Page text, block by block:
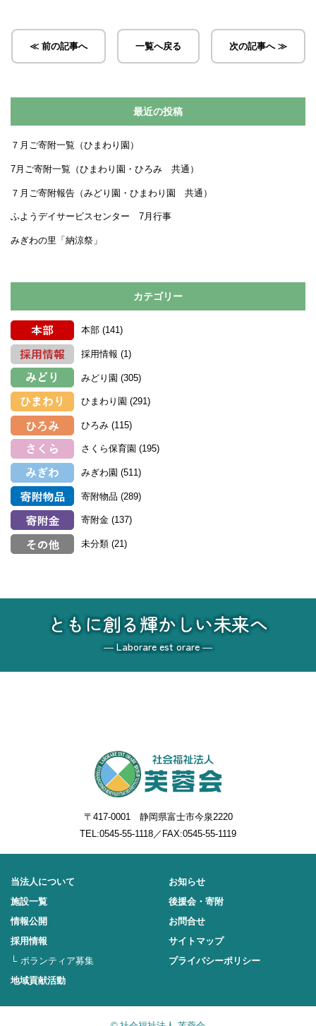
≪ 前の記事へ 一覧へ戻る 次の記事へ ≫
最近の投稿
７月ご寄附一覧（ひまわり園）
7月ご寄附一覧（ひまわり園・ひろみ 共通）
７月ご寄附報告（みどり園・ひまわり園 共通）
ふようデイサービスセンター 7月行事
みぎわの里「納涼祭」
カテゴリー
本部 (141)
採用情報 (1)
みどり園 (305)
ひまわり園 (291)
ひろみ (115)
さくら保育園 (195)
みぎわ園 (511)
寄附物品 (289)
寄附金 (137)
未分類 (21)
ともに創る輝かしい未来へ
― Laborare est orare ―
〒417-0001 静岡県富士市今泉2220
TEL:0545-55-1118 ／FAX:0545-55-1119
当法人について
施設一覧
情報公開
採用情報
ボランティア募集
地域貢献活動
お知らせ
後援会・寄附
お問合せ
サイトマップ
プライバシーポリシー